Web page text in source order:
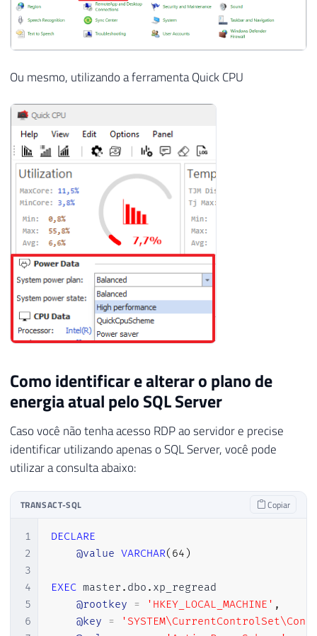
Ou mesmo, utilizando a ferramenta Quick CPU
Como identificar e alterar o plano de
energia atual pelo SQL Server
Caso você não tenha acesso RDP ao servidor e precise
identificar utilizando apenas o SQL Server, você pode
utilizar a consulta abaixo:
TRANSACT-SQL Copiar
1
2
3
4
5
6
DECLARE
@value VARCHAR( 64 )
EXEC master . dbo . xp_regread
@rootkey = 'HKEY_LOCAL_MACHINE' ,
@key =